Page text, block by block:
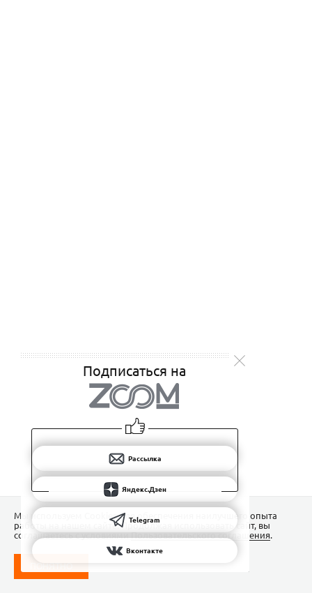
Подписаться на
Рассылка
Яндекс.Дзен
Telegram
Вконтакте
Мы используем Сookies для обеспечения наилучшего опыта
работы на нашем сайте. Продолжая использовать сайт, вы
соглашаетесь с условиямиПользовательского соглашения.
ПОНЯТНО